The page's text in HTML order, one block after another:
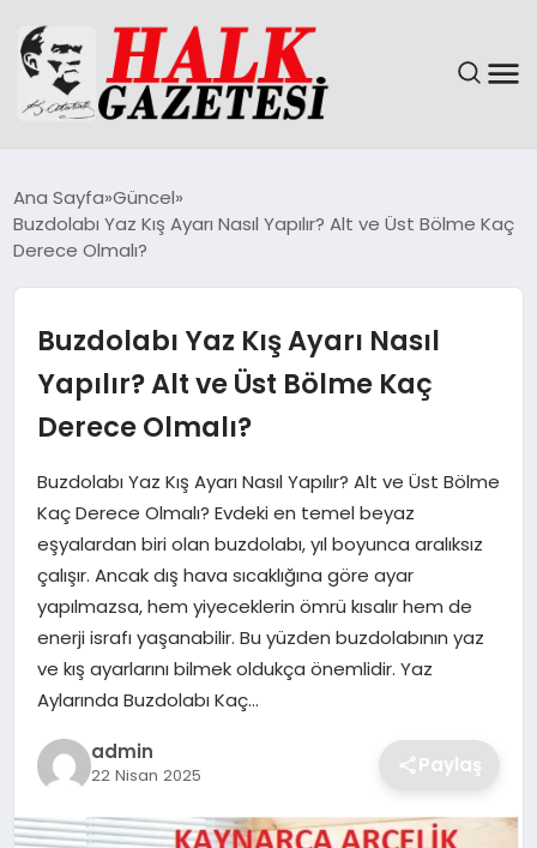
DÜNYA
MAGAZIN
SAĞLIK
SIYASET
SPOR
TEKNOLOJI
YAŞAM
Ana Sayfa Güncel
Buzdolabı Yaz Kış Ayarı Nasıl Yapılır? Alt ve Üst Bölme Kaç
Derece Olmalı?
Buzdolabı Yaz Kış Ayarı Nasıl
Yapılır? Alt ve Üst Bölme Kaç
Derece Olmalı?
Buzdolabı Yaz Kış Ayarı Nasıl Yapılır? Alt ve Üst Bölme
Kaç Derece Olmalı? Evdeki en temel beyaz
eşyalardan biri olan buzdolabı, yıl boyunca aralıksız
çalışır. Ancak dış hava sıcaklığına göre ayar
yapılmazsa, hem yiyeceklerin ömrü kısalır hem de
enerji israfı yaşanabilir. Bu yüzden buzdolabının yaz
ve kış ayarlarını bilmek oldukça önemlidir. Yaz
Aylarında Buzdolabı Kaç…
admin
22 Nisan 2025 Paylaş